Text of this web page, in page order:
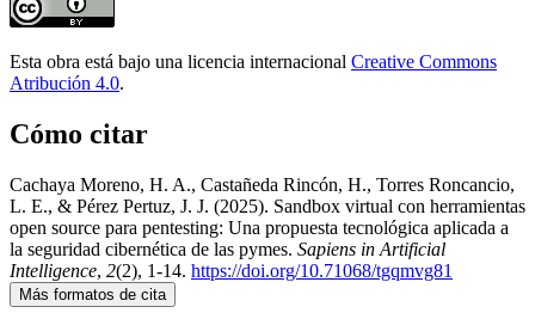
Esta obra está bajo una licencia internacional Creative Commons
Atribución 4.0.
Cómo citar
Cachaya Moreno, H. A., Castañeda Rincón, H., Torres Roncancio,
L. E., & Pérez Pertuz, J. J. (2025). Sandbox virtual con herramientas
open source para pentesting: Una propuesta tecnológica aplicada a
la seguridad cibernética de las pymes. Sapiens in Artificial
Intelligence, 2(2), 1-14. https://doi.org/10.71068/tgqmvg81
Más formatos de cita